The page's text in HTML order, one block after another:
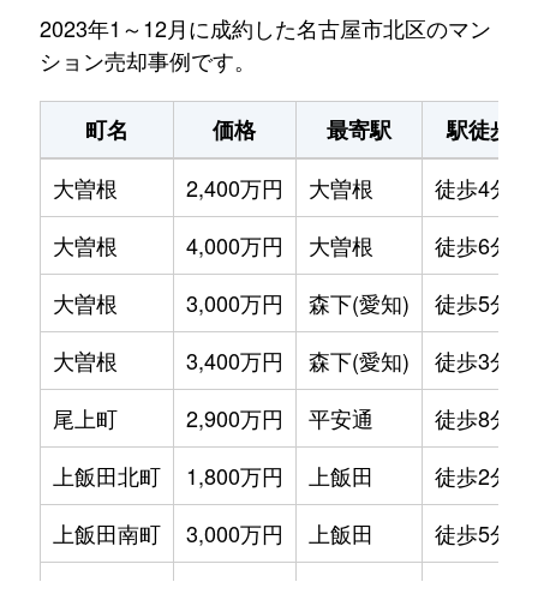
2023年1～12月に成約した名古屋市北区のマン
ション売却事例です。
町名 価格 最寄駅
駅徒歩
大曽根
2,400万円 大曽根
徒歩4分
大曽根
4,000万円 大曽根
徒歩6分
大曽根
3,000万円 森下(愛知)
徒歩5分
大曽根
3,400万円 森下(愛知)
徒歩3分
尾上町
2,900万円 平安通
徒歩8分
上飯田北町
1,800万円 上飯田
徒歩2分
上飯田南町
3,000万円 上飯田
徒歩5分